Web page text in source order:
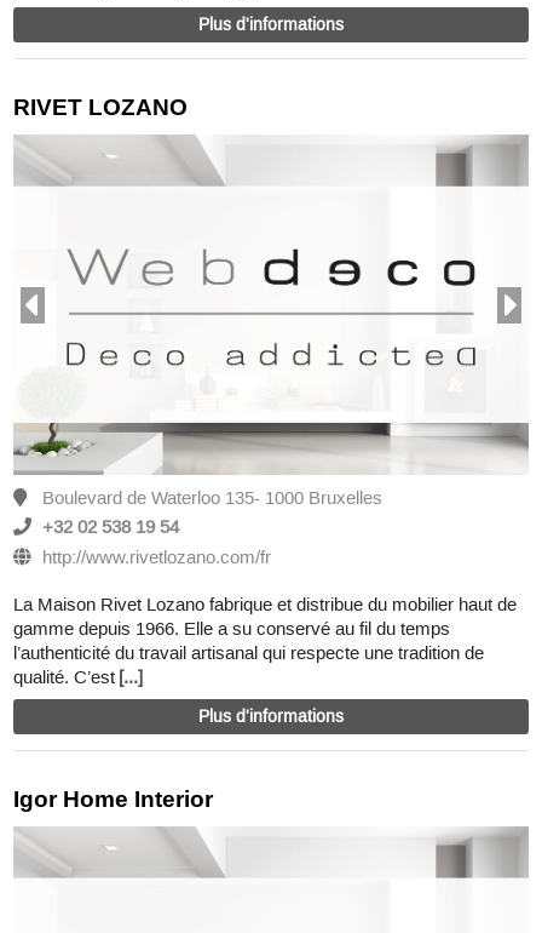
Plus d'informations
RIVET LOZANO
Boulevard de Waterloo 135- 1000 Bruxelles
+32 02 538 19 54
http://www.rivetlozano.com/fr
La Maison Rivet Lozano fabrique et distribue du mobilier haut de
gamme depuis 1966. Elle a su conservé au fil du temps
l’authenticité du travail artisanal qui respecte une tradition de
qualité. C’est [...]
Plus d'informations
Igor Home Interior